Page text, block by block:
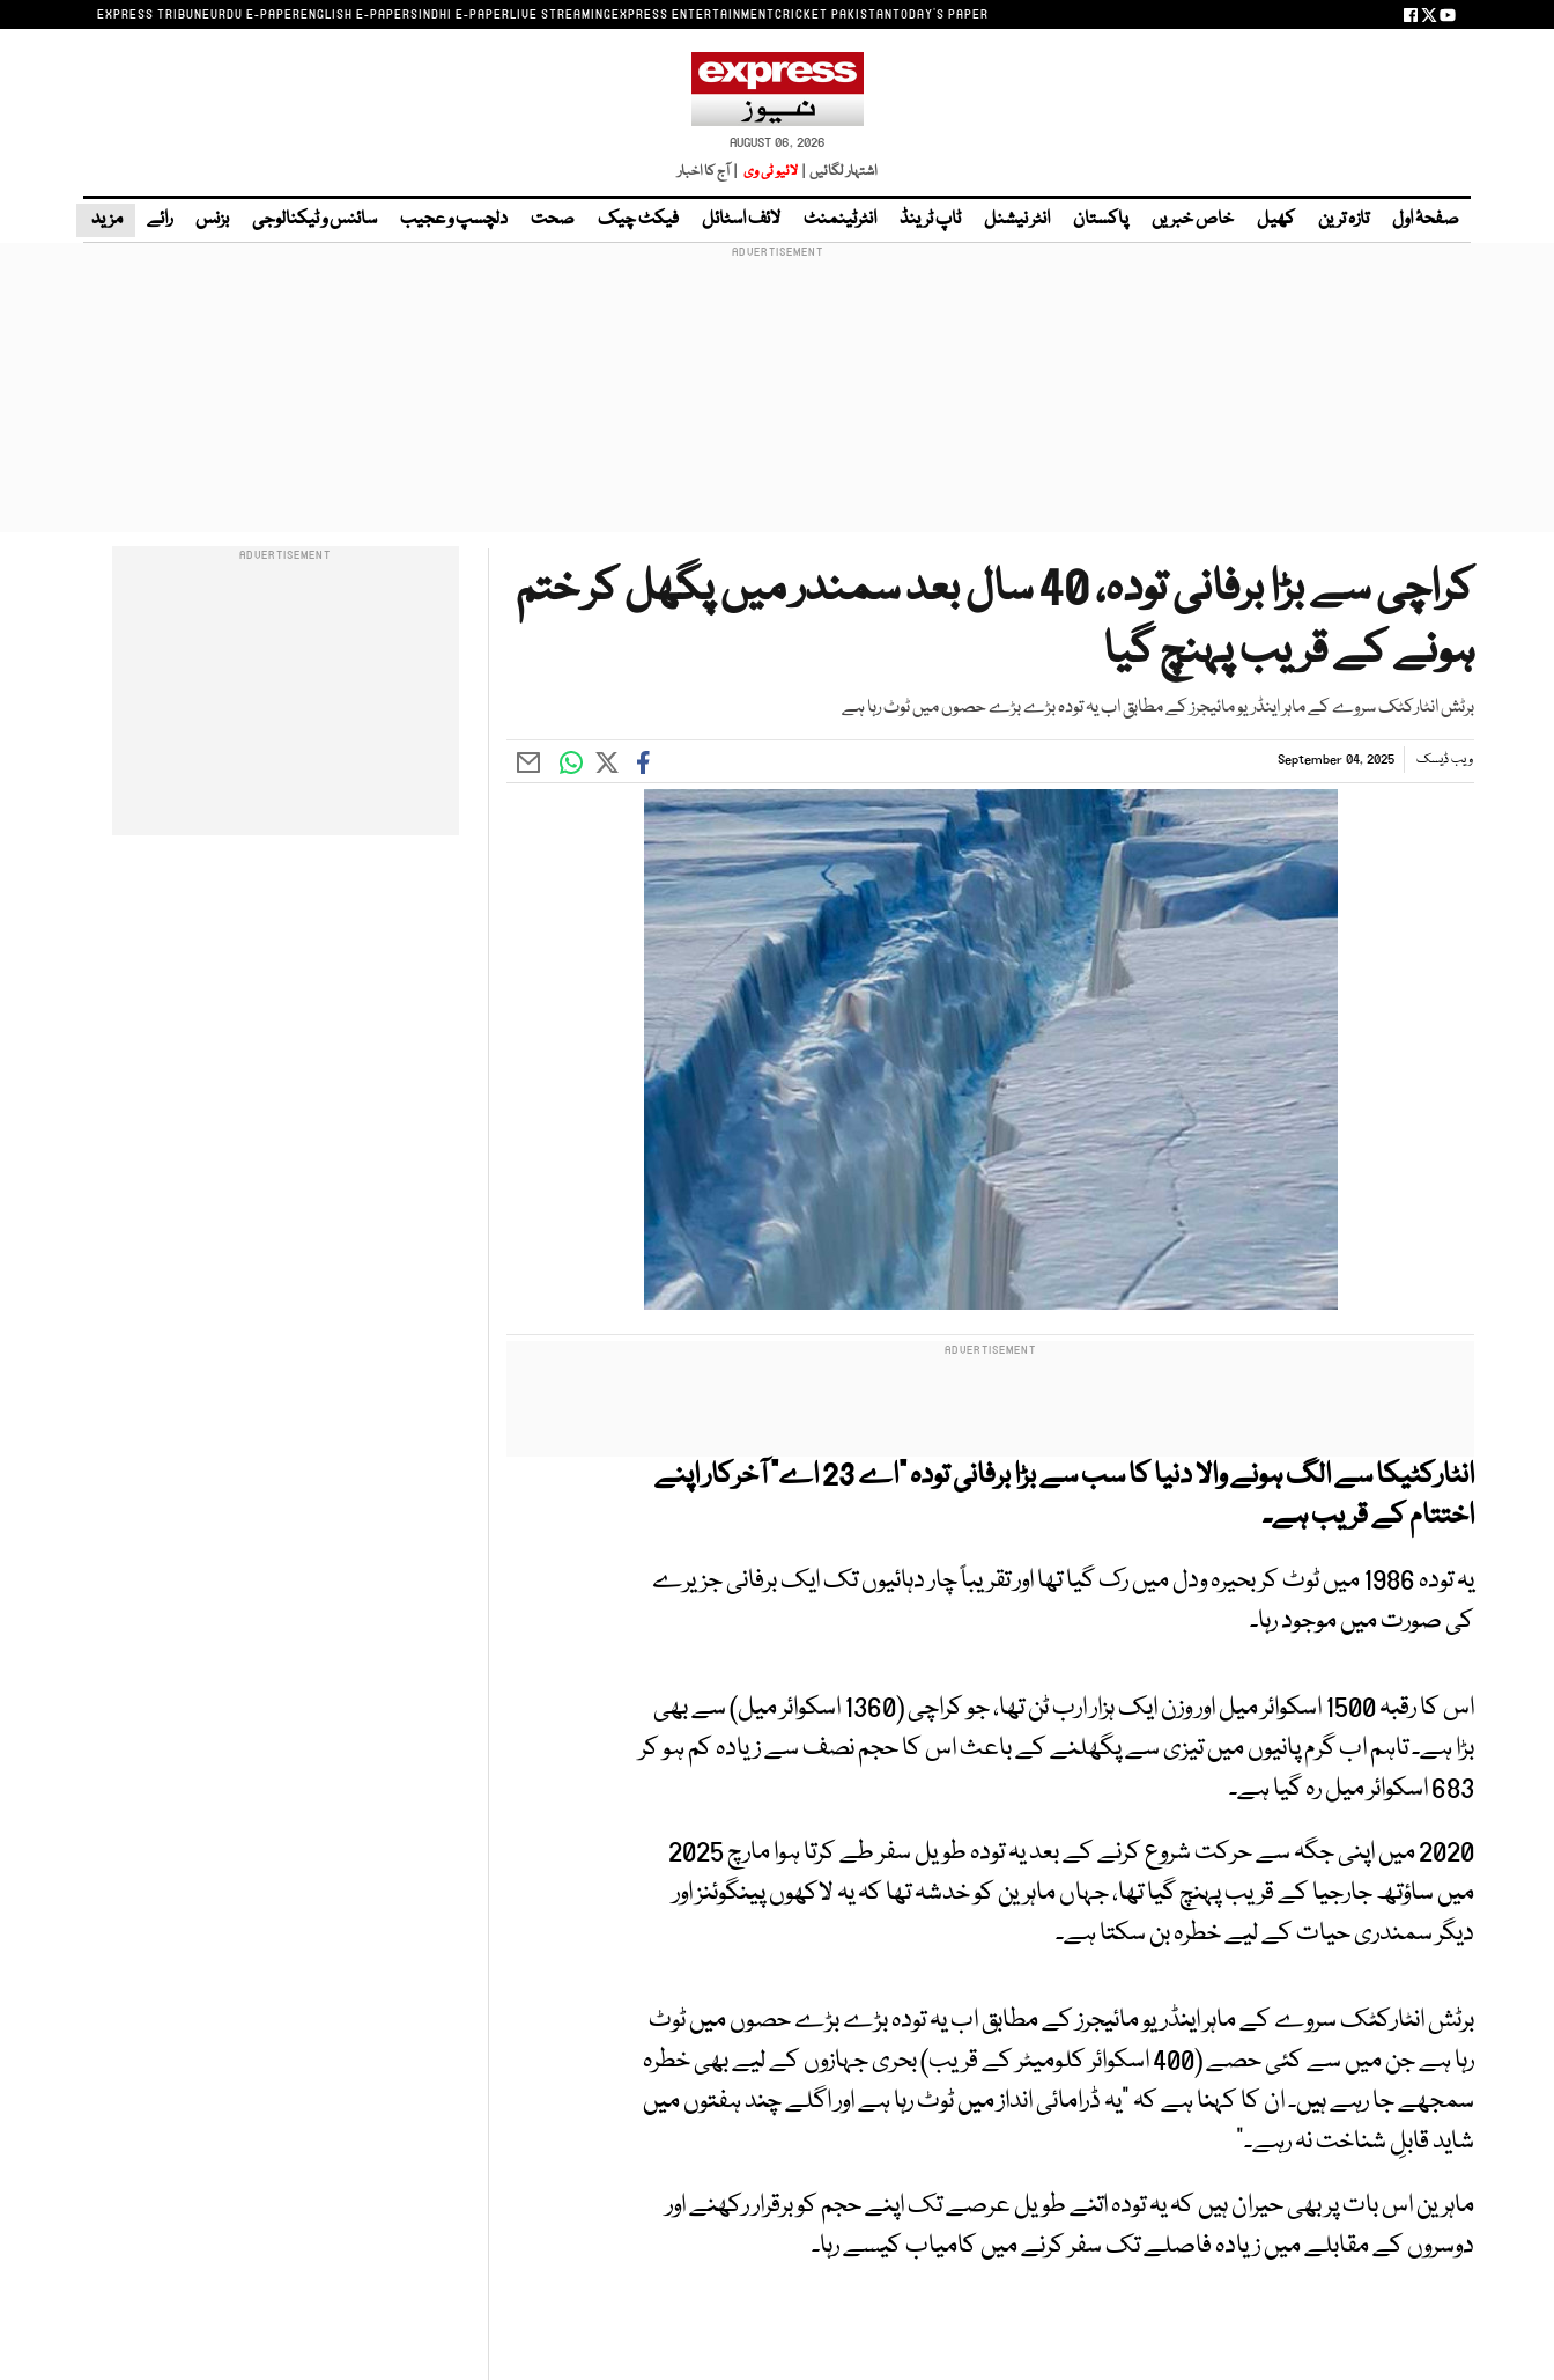
EXPRESS TRIBUNEURDU E-PAPERENGLISH E-PAPERSINDHI E-PAPERLIVE STREAMINGEXPRESS ENTERTAINMENTCRICKET PAKISTANTODAY'S PAPER
AUGUST 06, 2026
اشتہار لگائیں | لائیو ٹی وی | آج کا اخبار
صفحۂ اول تازہ ترین کھیل خاص خبریں پاکستان انٹر نیشنل ٹاپ ٹرینڈ انٹرٹینمنٹ لائف اسٹائل فیکٹ چیک صحت دلچسپ و عجیب سائنس و ٹیکنالوجی بزنس رائے مزید
کراچی سے بڑا برفانی تودہ، 40 سال بعد سمندر میں پگھل کر ختم
ہونے کے قریب پہنچ گیا
برٹش انٹارکٹک سروے کے ماہر اینڈریو مائیجرز کے مطابق اب یہ تودہ بڑے بڑے حصوں میں ٹوٹ رہا ہے
ویب ڈیسک September 04, 2025
انٹارکٹیکا سے الگ ہونے والا دنیا کا سب سے بڑا برفانی تودہ "اے 23 اے" آخرکار اپنے
اختتام کے قریب ہے۔
یہ تودہ 1986 میں ٹوٹ کر بحیرہ ودل میں رک گیا تھا اور تقریباً چار دہائیوں تک ایک برفانی جزیرے
کی صورت میں موجود رہا۔
اس کا رقبہ 1500 اسکوائر میل اور وزن ایک ہزار ارب ٹن تھا، جو کراچی (1360 اسکوائر میل) سے بھی
بڑا ہے۔ تاہم اب گرم پانیوں میں تیزی سے پگھلنے کے باعث اس کا حجم نصف سے زیادہ کم ہو کر
683 اسکوائر میل رہ گیا ہے۔
2020 میں اپنی جگہ سے حرکت شروع کرنے کے بعد یہ تودہ طویل سفر طے کرتا ہوا مارچ 2025
میں ساؤتھ جارجیا کے قریب پہنچ گیا تھا، جہاں ماہرین کو خدشہ تھا کہ یہ لاکھوں پینگوئنز اور
دیگر سمندری حیات کے لیے خطرہ بن سکتا ہے۔
برٹش انٹارکٹک سروے کے ماہر اینڈریو مائیجرز کے مطابق اب یہ تودہ بڑے بڑے حصوں میں ٹوٹ
رہا ہے جن میں سے کئی حصے (400 اسکوائر کلومیٹر کے قریب) بحری جہازوں کے لیے بھی خطرہ
سمجھے جا رہے ہیں۔ ان کا کہنا ہے کہ "یہ ڈرامائی انداز میں ٹوٹ رہا ہے اور اگلے چند ہفتوں میں
شاید قابلِ شناخت نہ رہے۔"
ماہرین اس بات پر بھی حیران ہیں کہ یہ تودہ اتنے طویل عرصے تک اپنے حجم کو برقرار رکھنے اور
دوسروں کے مقابلے میں زیادہ فاصلے تک سفر کرنے میں کامیاب کیسے رہا۔